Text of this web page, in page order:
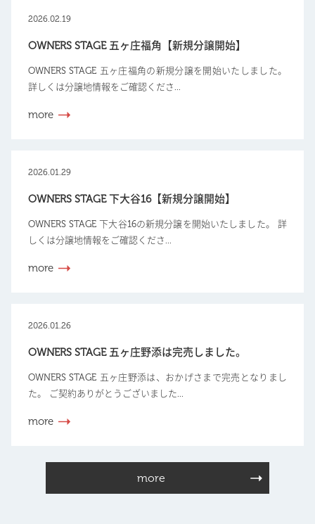
2026.02.19
OWNERS STAGE 五ヶ庄福角【新規分譲開始】
OWNERS STAGE 五ヶ庄福角の新規分譲を開始いたしました。
詳しくは分譲地情報をご確認くださ...
more
2026.01.29
OWNERS STAGE 下大谷16【新規分譲開始】
OWNERS STAGE 下大谷16の新規分譲を開始いたしました。 詳
しくは分譲地情報をご確認くださ...
more
2026.01.26
OWNERS STAGE 五ヶ庄野添は完売しました。
OWNERS STAGE 五ヶ庄野添は、おかげさまで完売となりまし
た。 ご契約ありがとうございました...
more
more